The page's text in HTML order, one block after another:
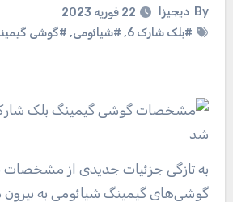
By دیجیزا
22 فوریه 2023
#بلک شارک 6
, #شیائومی, #گوشی
به تازگی جزئیات جدیدی از مشخصات نسل بعدی
گوشی‌های گیمینگ شیائومی به بیرون